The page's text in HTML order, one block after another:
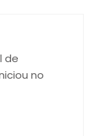
de
no